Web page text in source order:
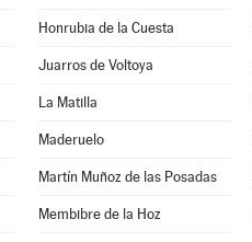
Honrubia de la Cuesta
Juarros de Voltoya
La Matilla
Maderuelo
Martín Muñoz de las Posadas
Membibre de la Hoz